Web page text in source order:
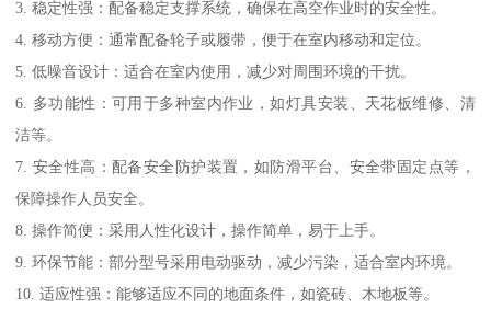
3. 稳定性强：配备稳定支撑系统，确保在高空作业时的安全性。
4. 移动方便：通常配备轮子或履带，便于在室内移动和定位。
5. 低噪音设计：适合在室内使用，减少对周围环境的干扰。
6. 多功能性：可用于多种室内作业，如灯具安装、天花板维修、清
洁等。
7. 安全性高：配备安全防护装置，如防滑平台、安全带固定点等，
保障操作人员安全。
8. 操作简便：采用人性化设计，操作简单，易于上手。
9. 环保节能：部分型号采用电动驱动，减少污染，适合室内环境。
10. 适应性强：能够适应不同的地面条件，如瓷砖、木地板等。